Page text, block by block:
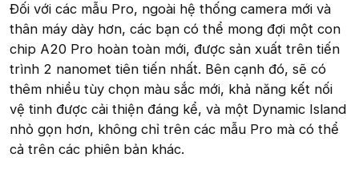
Đối với các mẫu Pro, ngoài hệ thống camera mới và
thân máy dày hơn, các bạn có thể mong đợi một con
chip A20 Pro hoàn toàn mới, được sản xuất trên tiến
trình 2 nanomet tiên tiến nhất. Bên cạnh đó, sẽ có
thêm nhiều tùy chọn màu sắc mới, khả năng kết nối
vệ tinh được cải thiện đáng kể, và một Dynamic Island
nhỏ gọn hơn, không chỉ trên các mẫu Pro mà có thể
cả trên các phiên bản khác.